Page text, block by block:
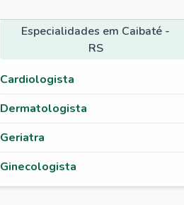
Especialidades em Caibaté -
RS
Cardiologista
Dermatologista
Geriatra
Ginecologista